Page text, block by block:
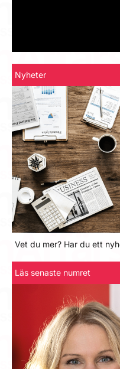
Nyheter
Vet du mer? Har du ett
Läs senaste numret